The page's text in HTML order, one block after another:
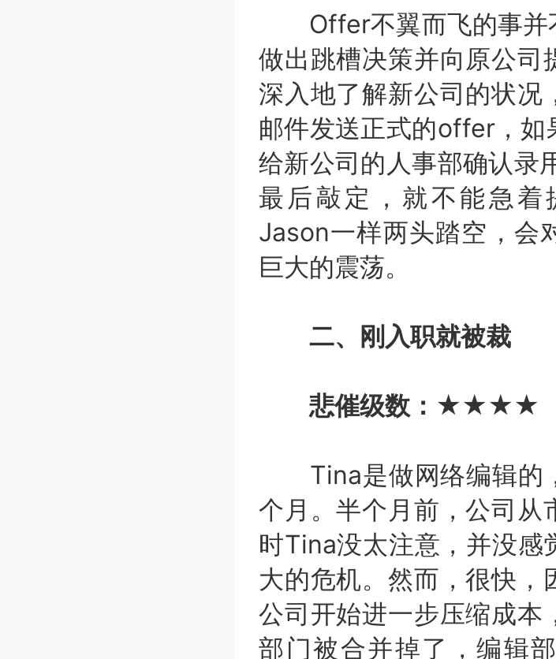
Offer不翼而飞的事并
做出跳槽决策并向原公司
深入地了解新公司的状况
邮件发送正式的offer，如
给新公司的人事部确认录
最后敲定，就不能急着
Jason一样两头踏空，会
巨大的震荡。
二、刚入职就被裁
悲催级数：★★★★
Tina是做网络编辑的
个月。半个月前，公司从
时Tina没太注意，并没感
大的危机。然而，很快，
公司开始进一步压缩成本
部门被合并掉了，编辑